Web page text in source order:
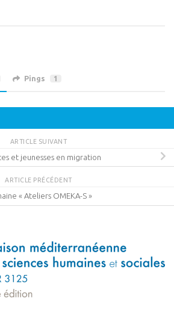
Pings 1
ARTICLE SUIVANT
et jeunesses en migration
ARTICLE PRÉCÉDENT
« Ateliers OMEKA-S »